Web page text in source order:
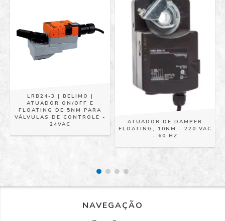
LRB24-3 | BELIMO |
ATUADOR ON/OFF E
FLOATING DE 5NM PARA
VÁLVULAS DE CONTROLE -
24VAC
ATUADOR DE DAMPER
FLOATING, 10NM - 220 VAC
- 60 HZ
NAVEGAÇÃO